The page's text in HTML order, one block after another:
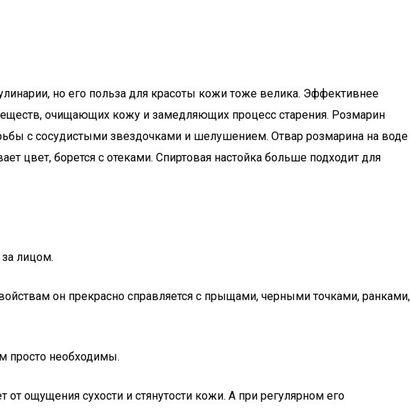
но его польза для красоты кожи тоже велика. Эффективнее
очищающих кожу и замедляющих процесс старения. Розмарин
с сосудистыми звездочками и шелушением. Отвар розмарина на воде
цвет, борется с отеками. Спиртовая настойка больше подходит для
лицом.
он прекрасно справляется с прыщами, черными точками, ранками,
просто необходимы.
ощущения сухости и стянутости кожи. А при регулярном его